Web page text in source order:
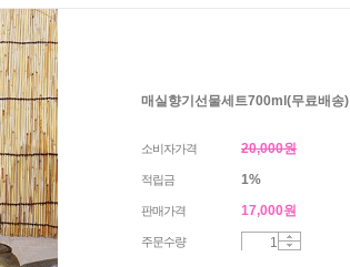
매실향기선물세트700ml(무료배송)
소비자가격 20,000원
적립금 1%
판매가격 17,000원
주문수량